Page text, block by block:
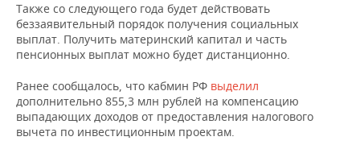
ТЕЛЕКОММУНИКАЦИИ
БИЗНЕС-БРАНЧИ
ONLINE-КОНФЕРЕНЦИИ
ОТКРЫТАЯ ЛЕКЦИЯ
ФУТБОЛ
ХОККЕЙ
БАСКЕТБОЛ
ВОЛЕЙБОЛ
НОВОСТИ ОБЩЕСТВА
ВЛАСТЬ
ИНФРАСТРУКТУРА
ИСТОРИЯ
ФОТОГАЛЕРЕЯ
СЮЖЕТЫ
СПРАВОЧНИК
СПИСОК ПЕРСОН
ПОЛНАЯ ВЕРСИЯ
Также со следующего года будет действовать
беззаявительный порядок получения социальных
выплат. Получить материнский капитал и часть
пенсионных выплат можно будет дистанционно.
Ранее сообщалось, что кабмин РФ выделил
дополнительно 855,3 млн рублей на компенсацию
выпадающих доходов от предоставления налогового
вычета по инвестиционным проектам.